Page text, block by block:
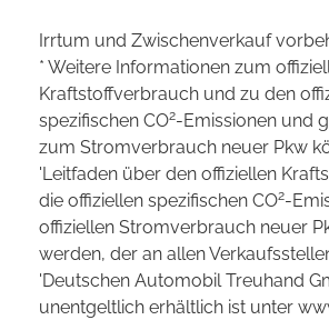
Irrtum und Zwischenverkauf
* Weitere Informationen zum
Kraftstoffverbrauch und zu den
spezifischen CO2-Emissionen und
zum Stromverbrauch neuer Pkw
'Leitfaden über den offiziellen
die offiziellen spezifischen CO2-
offiziellen Stromverbrauch neuer
werden, der an allen
'Deutschen Automobil Treuhand
unentgeltlich erhältlich ist unter